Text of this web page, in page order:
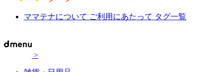
ママテナについて ご利用にあたって タグ一覧
>